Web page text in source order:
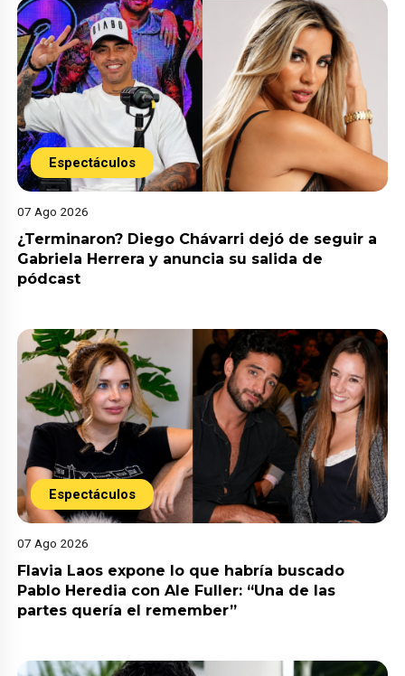
Espectáculos
07 Ago 2026
¿Terminaron? Diego Chávarri dejó de seguir a
Gabriela Herrera y anuncia su salida de
pódcast
Espectáculos
07 Ago 2026
Flavia Laos expone lo que habría buscado
Pablo Heredia con Ale Fuller: “Una de las
partes quería el remember”